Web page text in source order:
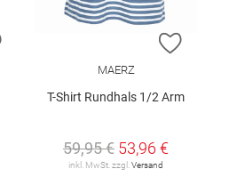
ZUR WUNSCHLISTE HINZUFÜGEN
ZUR
MAERZ
T-Shirt Rundhals 1/2 Arm
59,95 € 53,96 €
inkl. MwSt. zzgl. Versand